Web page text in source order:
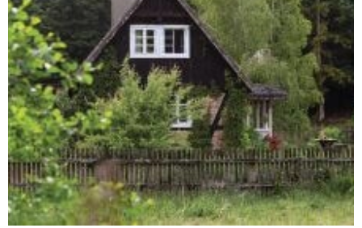
ROŚLINY OGRODOWE
PORADY
ZIELEŃ W DOMU
PROJEKTOWANIE OGRODU